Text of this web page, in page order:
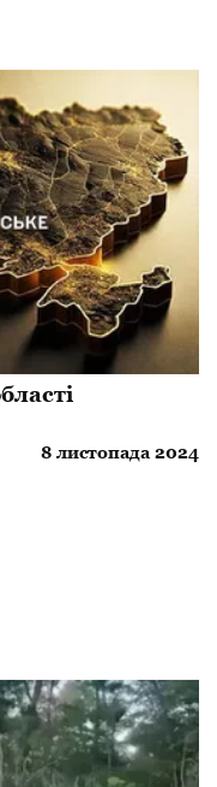
8 листопада 2024